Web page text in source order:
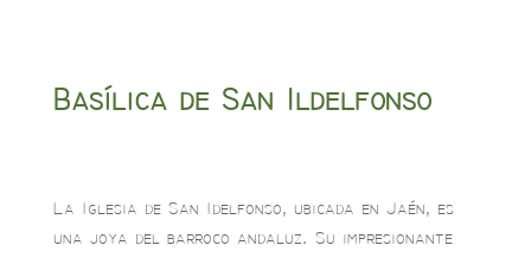
Basílica de San Ildelfonso
La Iglesia de San Idelfonso, ubicada en Jaén, es
una joya del barroco andaluz. Su impresionante